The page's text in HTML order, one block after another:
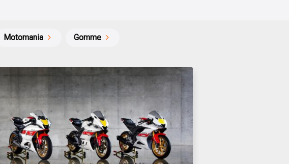
Motomania Gomme